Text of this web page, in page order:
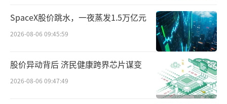
长城国瑞证券在研报中指出，贝达药业肺
癌基本盘稳健增长，多产品矩阵持续完善，新
上市及合作产品有望打开增量空间。
SpaceX股价跳水，一夜蒸发1.5万亿元
2026-08-06 09:45:59
股价异动背后 济民健康跨界芯片谋变
2026-08-06 09:47:49